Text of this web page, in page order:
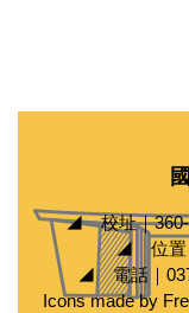
◢ 校址｜360-
◢ 位置
◢ 電話｜
Icons made by